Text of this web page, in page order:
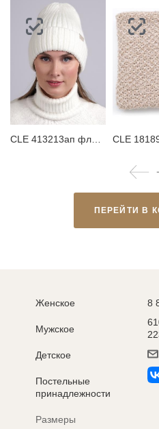
ПЕРЕЙТИ В
Женское
Мужское
Детское
Постельные
принадлежности
Размеры
8